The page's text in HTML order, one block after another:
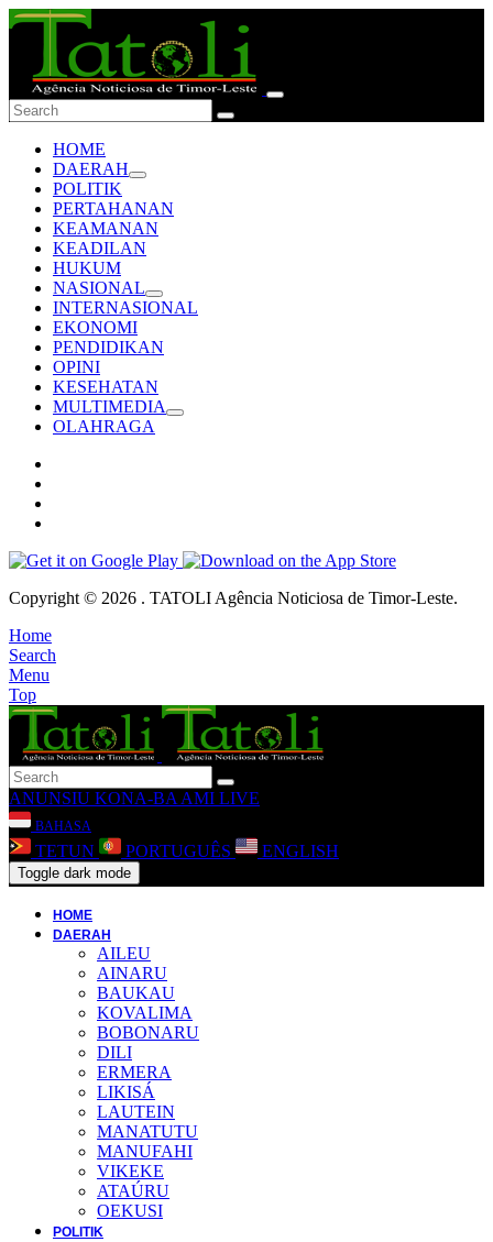
HOME
DAERAH
POLITIK
PERTAHANAN
KEAMANAN
KEADILAN
HUKUM
NASIONAL
INTERNASIONAL
EKONOMI
PENDIDIKAN
OPINI
KESEHATAN
MULTIMEDIA
OLAHRAGA
Copyright © 2026 . TATOLI Agência Noticiosa de Timor-Leste.
Home
Search
Menu
Top
ANUNSIU KONA-BA AMI LIVE
BAHASA
TETUN PORTUGUÊS ENGLISH
Toggle dark mode
HOME
DAERAH
AILEU
AINARU
BAUKAU
KOVALIMA
BOBONARU
DILI
ERMERA
LIKISÁ
LAUTEIN
MANATUTU
MANUFAHI
VIKEKE
ATAÚRU
OEKUSI
POLITIK